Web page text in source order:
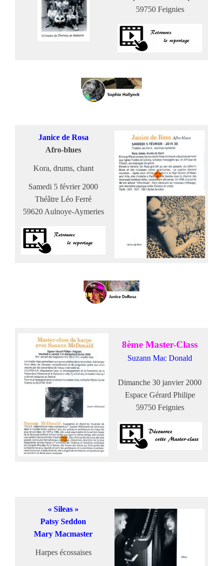
59750 Feignies
Janice de Rosa
Afro-blues
Kora, drums, chant
Samedi 5 février 2000
Théâtre Léo Ferré
59620 Aulnoye-Aymeries
8ème Master-Class
Suzann Mac Donald
Dimanche 30 janvier 2000
Espace Gérard Philipe
59750 Feignies
« Sileas »
Patsy Seddon
Mary Macmaster
Harpes écossaises